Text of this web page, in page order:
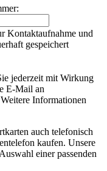
Kontaktaufnahme und
gespeichert
jederzeit mit Wirkung
E-Mail an
Informationen
auch telefonisch
kaufen. Unsere
einer passenden